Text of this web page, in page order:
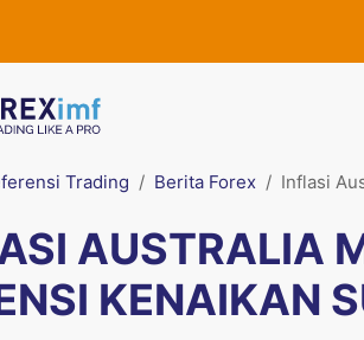
Trading Berita Forex Inflasi
AUSTRALIA
KENAIKAN